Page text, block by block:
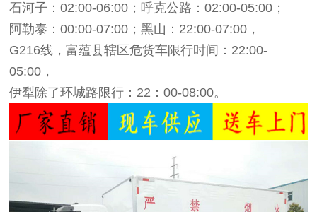
石河子：02:00-06:00；呼克公路：02:00-05:00；
阿勒泰：00:00-07:00；黑山：22:00-07:00，
G216线，富蕴县辖区危货车限行时间：22:00-
05:00，
伊犁除了环城路限行：22：00-08:00。